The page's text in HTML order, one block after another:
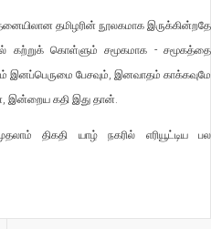
தமிழரின் நூலகமாக இருக்கின்றதே
கற்றுக் கொள்ளும் சமூகமாக - சமூகத்தை
இனப்பெருமை பேசவும், இனவாதம் காக்கவுமே
இன்றைய கதி இது தான்.
திகதி யாழ் நகரில் எரியூட்டிய பல